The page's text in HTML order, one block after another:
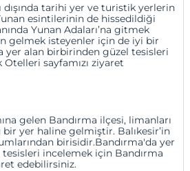
dışında tarihi yer ve turistik yerlerin
esintilerinin de hissedildiği
Yunan Adaları’na gitmek
gelmek isteyenler için de iyi bir
yer alan birbirinden güzel tesisleri
Otelleri sayfamızı ziyaret
gelen Bandırma ilçesi, limanları
yer haline gelmiştir. Balıkesir’in
birisidir.Bandırma'da yer
incelemek için Bandırma
edebilirsiniz.